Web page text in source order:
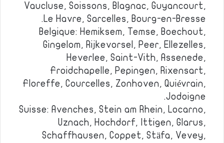
Vaucluse, Soissons, Blagnac, Guyancourt,
Le Havre, Sarcelles, Bourg-en-Bresse.
Belgique: Hemiksem, Temse, Boechout,
Gingelom, Rijkevorsel, Peer, Ellezelles,
Heverlee, Saint-Vith, Assenede,
Froidchapelle, Pepingen, Rixensart,
Floreffe, Courcelles, Zonhoven, Quiévrain,
Jodoigne.
Suisse: Avenches, Stein am Rhein, Locarno,
Uznach, Hochdorf, Ittigen, Glarus,
Schaffhausen, Coppet, Stäfa, Vevey,